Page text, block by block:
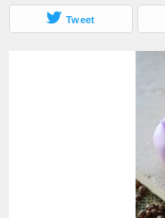
Tweet